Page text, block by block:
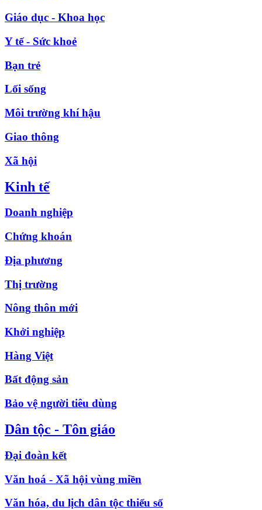
Giáo dục - Khoa học
Y tế - Sức khoẻ
Bạn trẻ
Lối sống
Môi trường khí hậu
Giao thông
Xã hội
Kinh tế
Doanh nghiệp
Chứng khoán
Địa phương
Thị trường
Nông thôn mới
Khởi nghiệp
Hàng Việt
Bất động sản
Bảo vệ người tiêu dùng
Dân tộc - Tôn giáo
Đại đoàn kết
Văn hoá - Xã hội vùng miền
Văn hóa, du lịch dân tộc thiểu số